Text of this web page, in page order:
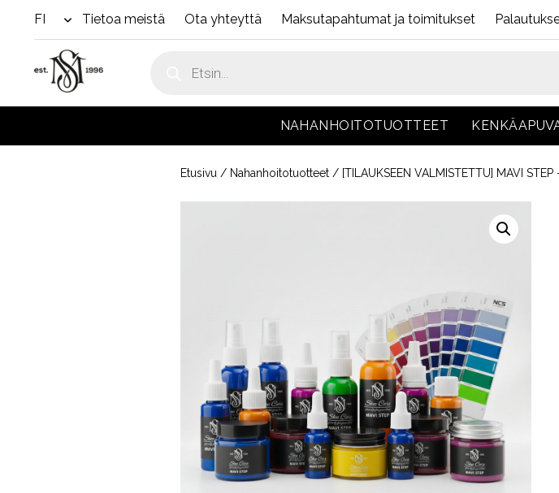
FI
openTietoa meistä Ota yhteyttä Maksutapahtumat ja toimitukset
NAHANHOITOTUOTTEET
Etusivu / Nahanhoitotuotteet / [TILAUKSEEN VALMISTETTU] MAVI